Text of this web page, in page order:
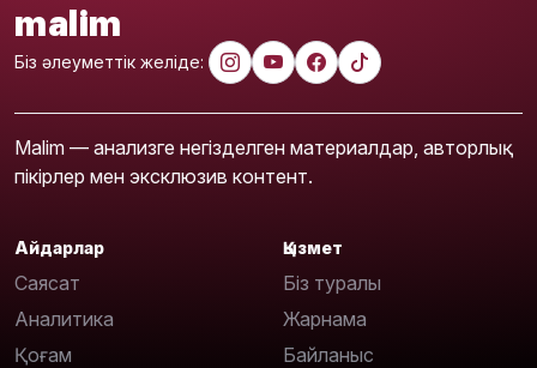
malim
Біз әлеуметтік желіде:
Malim — анализге негізделген материалдар, авторлық
пікірлер мен эксклюзив контент.
Айдарлар
Саясат
Аналитика
Қоғам
Қызмет
Біз туралы
Жарнама
Байланыс